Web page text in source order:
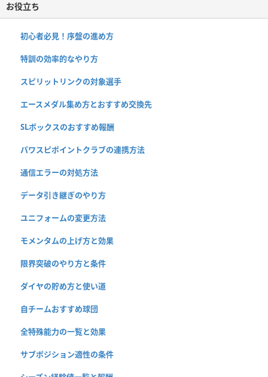
お役立ち
初心者必見！序盤の進め方
特訓の効率的なやり方
スピリットリンクの対象選手
エースメダル集め方とおすすめ交換先
SLボックスのおすすめ報酬
パワスピポイントクラブの連携方法
通信エラーの対処方法
データ引き継ぎのやり方
ユニフォームの変更方法
モメンタムの上げ方と効果
限界突破のやり方と条件
ダイヤの貯め方と使い道
自チームおすすめ球団
全特殊能力の一覧と効果
サブポジション適性の条件